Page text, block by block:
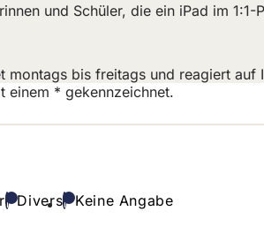
und Schüler, die ein iPad im
montags bis freitags und reagiert
einem * gekennzeichnet.
Divers Keine Angabe